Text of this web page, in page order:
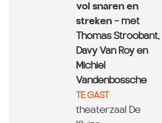
vol snaren en
streken - met
Thomas Stroobant,
Davy Van Roy en
Michiel
Vandenbossche
TE GAST
theaterzaal De